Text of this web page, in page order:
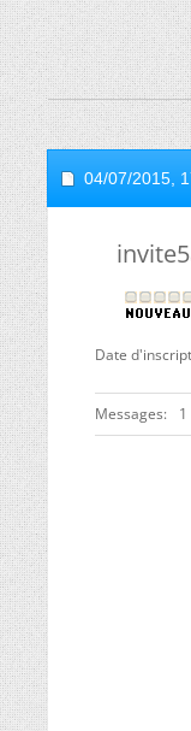
04/07/2015,
Date
Messages 1